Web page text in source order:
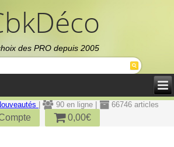
des PRO depuis 2005
90 en ligne |
66746 articles
0,00€